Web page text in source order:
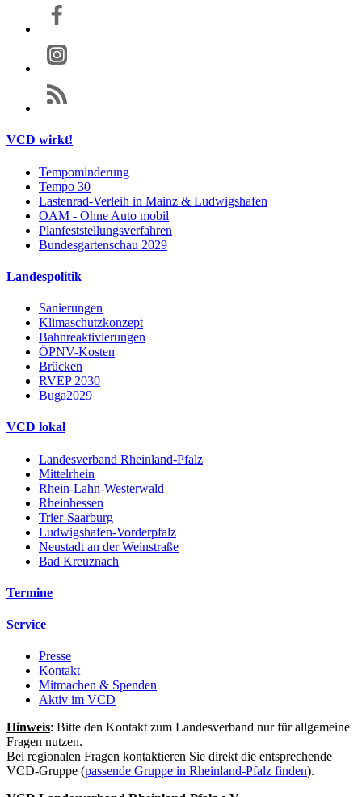
VCD wirkt!
Tempominderung
Tempo 30
Lastenrad-Verleih in Mainz & Ludwigshafen
OAM - Ohne Auto mobil
Planfeststellungsverfahren
Bundesgartenschau 2029
Landespolitik
Sanierungen
Klimaschutzkonzept
Bahnreaktivierungen
ÖPNV-Kosten
Brücken
RVEP 2030
Buga2029
VCD lokal
Landesverband Rheinland-Pfalz
Mittelrhein
Rhein-Lahn-Westerwald
Rheinhessen
Trier-Saarburg
Ludwigshafen-Vorderpfalz
Neustadt an der Weinstraße
Bad Kreuznach
Termine
Service
Presse
Kontakt
Mitmachen & Spenden
Aktiv im VCD
Hinweis: Bitte den Kontakt zum Landesverband nur für allgemeine
Fragen nutzen.
Bei regionalen Fragen kontaktieren Sie direkt die entsprechende
VCD-Gruppe (passende Gruppe in Rheinland-Pfalz finden).